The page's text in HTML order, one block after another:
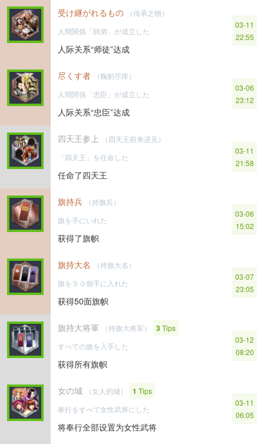
受け継がれるもの
（传承之物）
人間関係「師弟」が成立した
人际关系“师徒”达成
03-11
22:55
尽くす者
（鞠躬尽瘁）
人間関係「忠臣」が成立した
人际关系“忠臣”达成
03-06
23:12
四天王参上
（四天王前来进见）
「四天王」を任命した
任命了四天王
03-11
21:58
旗持兵
（持旗兵）
旗を手にいれた
获得了旗帜
03-06
15:02
旗持大名
（持旗大名）
旗を５０個手に入れた
获得50面旗帜
03-07
23:05
旗持大将軍 （持旗大将军） 3Tips
すべての旗を入手した
获得所有旗帜
03-12
08:20
女の城 （女人的城） 1 Tips
奉行をすべて女性武将にした
将奉行全部设置为女性武将
03-11
06:05